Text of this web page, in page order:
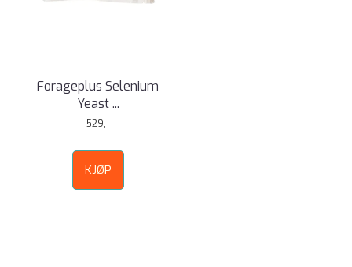
Forageplus Selenium
Yeast ...
529,-
KJØP